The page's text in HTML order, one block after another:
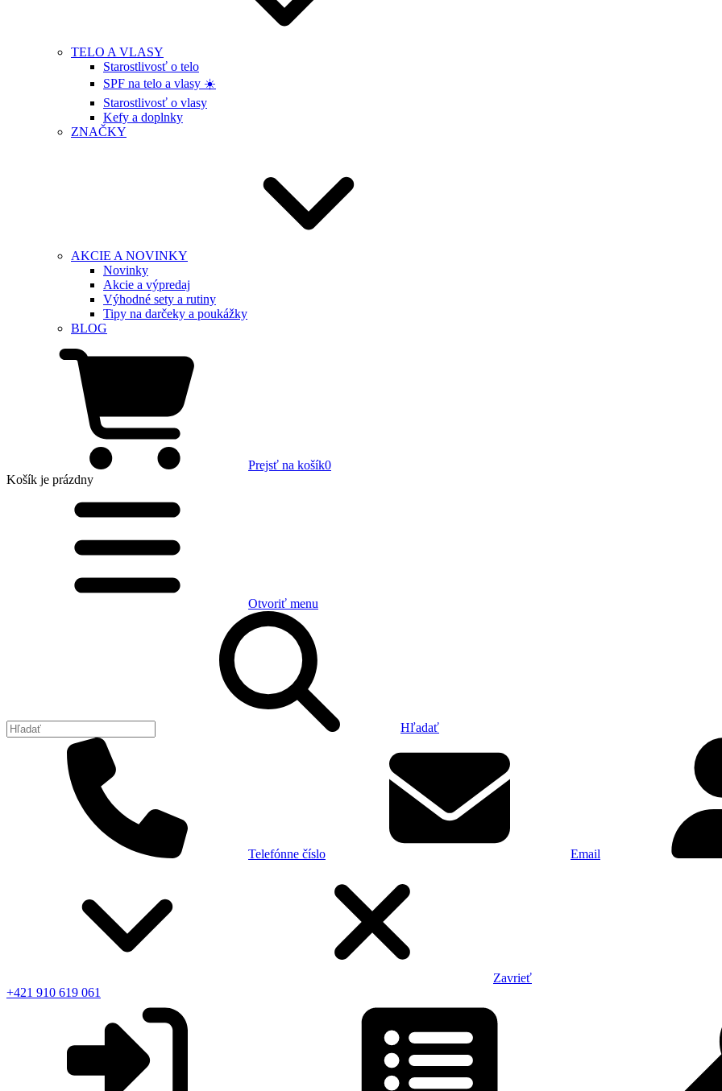
TELO A VLASY
Starostlivosť o telo
SPF na telo a vlasy ☀️
Starostlivosť o vlasy
Kefy a doplnky
ZNAČKY
AKCIE A NOVINKY
Novinky
Akcie a výpredaj
Výhodné sety a rutiny
Tipy na darčeky a poukážky
BLOG
Prejsť na košík0
Košík je prázdny
Otvoriť menu
Hľadať
Telefónne číslo Email
Zavrieť
+421 910 619 061